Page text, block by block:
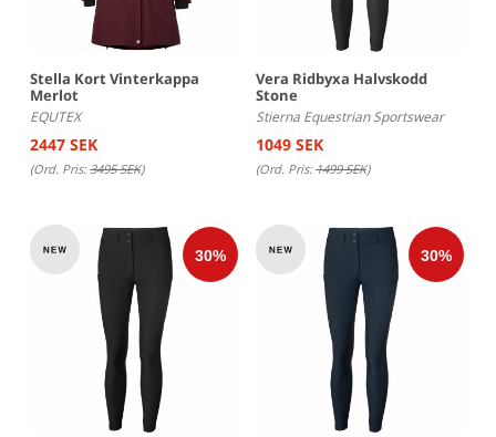
Stella Kort Vinterkappa
Merlot
EQUTEX
2447 SEK
(Ord. Pris:3495 SEK)
Vera Ridbyxa Halvskodd
Stone
Stierna Equestrian Sportswear
1049 SEK
(Ord. Pris:1499 SEK)